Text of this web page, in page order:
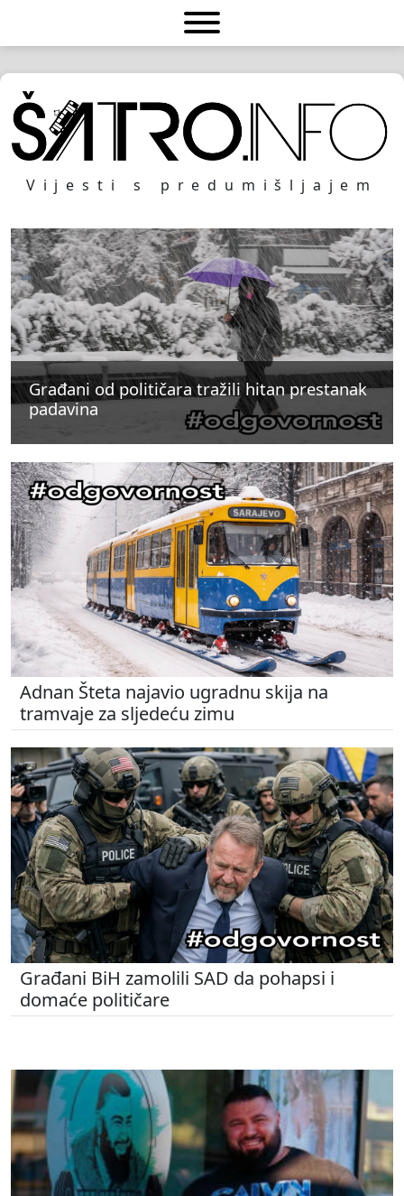
Vijesti s predumišljajem
Građani od političara tražili hitan prestanak
padavina
Građani od političara tražili hitan prestanak
padavina
Građani od političara tražili hitan prestanak
padavina
Adnan Šteta najavio ugradnu skija na
tramvaje za sljedeću zimu
Građani BiH zamolili SAD da pohapsi i
domaće političare